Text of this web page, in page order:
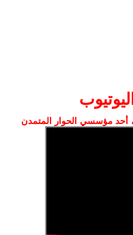
أحد مؤسسي الحوار المتمدن